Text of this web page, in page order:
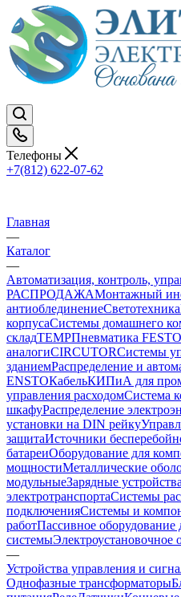
Телефоны
+7(812) 622-07-62
Главная
—
Каталог
—
Автоматизация, контроль,
РАСПРОДАЖАМонтажный
антиоблединениеСветотехника
корпусаСистемы домашнего
складTEMPПневматика
аналогиCIRCUTORСистемы
зданиемРаспределение и
ENSTOКабельКИПиА для
управления расходомСистема
шкафуРаспределение
установки на DIN рейку
защитаИсточники
батареиОборудование для
мощностиМеталлические
модульныеЗарядные
электротранспортаСистемы
подключенияСистемы и
работПассивное
системыЭлектроустановочное
—
Устройства управления и
Однофазные трансформаторы